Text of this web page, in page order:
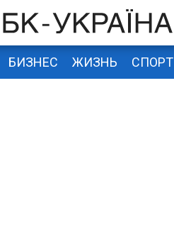
БИЗНЕС ЖИЗНЬ СПОРТ